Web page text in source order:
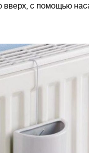
вверх, с помощью